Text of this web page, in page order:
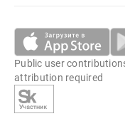
Public user
attribution required